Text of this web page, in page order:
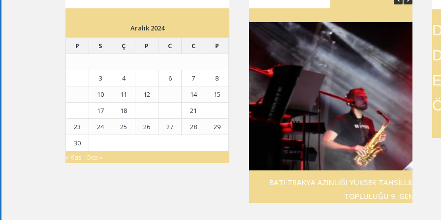
Aralık 2024
P
S Ç P C C
P
3 4 6 7
8
10 11 12 14
15
17 18 21
23
24 25 26 27 28
29
30
« Kas
Oca »
BATI TRAKYA AZINLIĞI YÜKSEK TAHSİLLİLER
TOPLULUĞU 9. GENÇLİK